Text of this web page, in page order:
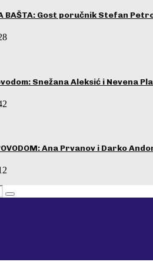
BAŠTA: Gost poručnik Stefan
Snežana Aleksić i Nevena
Ana Prvanov i Darko
Pretraga